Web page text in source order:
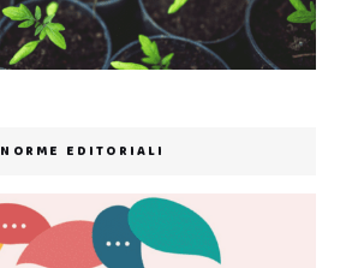
NORME EDITORIALI